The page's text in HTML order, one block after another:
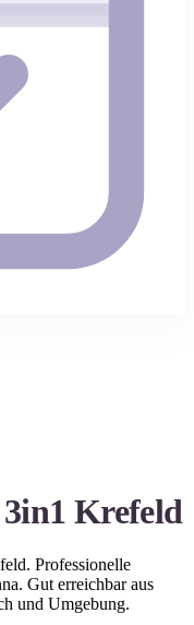
Krefeld
. Professionelle
Gut erreichbar aus
und Umgebung.